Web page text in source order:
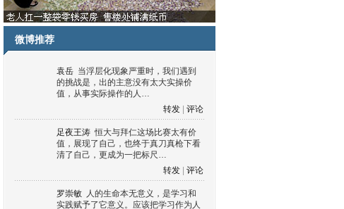
微博推荐
袁岳 当浮层化现象严重时，我们遇到
的挑战是，出的主意没有太大实操价
值，从事实际操作的人…
转发
评论
足夜王涛 恒大与拜仁这场比赛太有价
值，展现了自己，也终于真刀真枪下看
清了自己，更成为一把标尺…
转发
评论
罗崇敏 人的生命本无意义，是学习和
实践赋予了它意义。应该把学习作为人